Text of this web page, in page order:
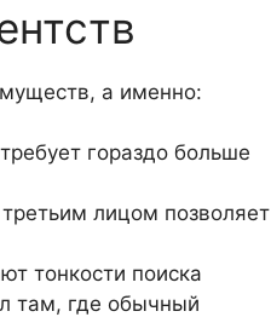
а именно:
гораздо больше
лицом позволяет
тонкости поиска
там, где обычный